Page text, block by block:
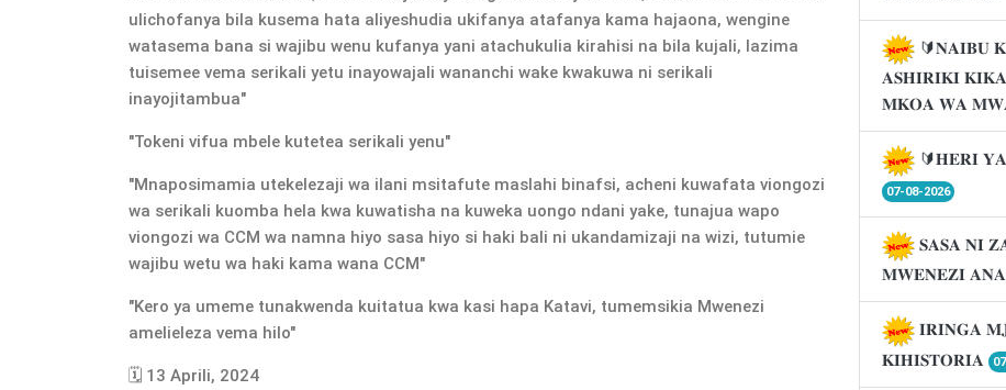
ulichofanya bila kusema hata aliyeshudia ukifanya atafanya kama hajaona, wengine
watasema bana si wajibu wenu kufanya yani atachukulia kirahisi na bila kujali, lazima
tuisemee vema serikali yetu inayowajali wananchi wake kwakuwa ni serikali
inayojitambua"
"Tokeni vifua mbele kutetea serikali yenu"
"Mnaposimamia utekelezaji wa ilani msitafute maslahi binafsi, acheni kuwafata viongozi
wa serikali kuomba hela kwa kuwatisha na kuweka uongo ndani yake, tunajua wapo
viongozi wa CCM wa namna hiyo sasa hiyo si haki bali ni ukandamizaji na wizi, tutumie
wajibu wetu wa haki kama wana CCM"
"Kero ya umeme tunakwenda kuitatua kwa kasi hapa Katavi, tumemsikia Mwenezi
amelieleza vema hilo"
🗓️ 13 Aprili, 2024
🔰𝐍𝐀𝐈𝐁𝐔
𝐀𝐒𝐇𝐈𝐑𝐈𝐊𝐈
𝐌𝐊𝐎𝐀 𝐖𝐀
🔰𝐇𝐄𝐑𝐈
07-08-2026
𝐒𝐀𝐒𝐀 𝐍𝐈
𝐌𝐖𝐄𝐍𝐄𝐙𝐈
𝐈𝐑𝐈𝐍𝐆𝐀
𝐊𝐈𝐇𝐈𝐒𝐓𝐎𝐑𝐈𝐀